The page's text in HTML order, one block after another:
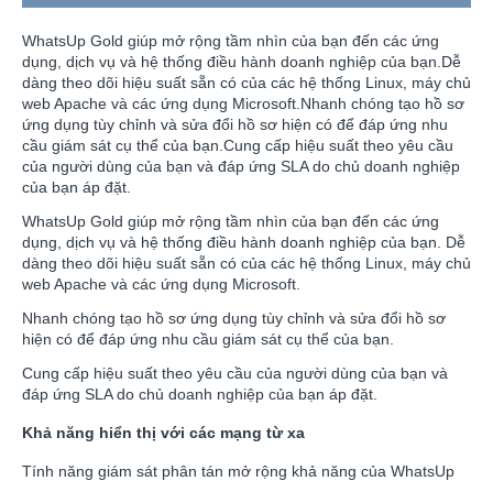
WhatsUp Gold giúp mở rộng tầm nhìn của bạn đến các ứng
dụng, dịch vụ và hệ thống điều hành doanh nghiệp của bạn.Dễ
dàng theo dõi hiệu suất sẵn có của các hệ thống Linux, máy chủ
web Apache và các ứng dụng Microsoft.Nhanh chóng tạo hồ sơ
ứng dụng tùy chỉnh và sửa đổi hồ sơ hiện có để đáp ứng nhu
cầu giám sát cụ thể của bạn.Cung cấp hiệu suất theo yêu cầu
của người dùng của bạn và đáp ứng SLA do chủ doanh nghiệp
của bạn áp đặt.
WhatsUp Gold giúp mở rộng tầm nhìn của bạn đến các ứng
dụng, dịch vụ và hệ thống điều hành doanh nghiệp của bạn. Dễ
dàng theo dõi hiệu suất sẵn có của các hệ thống Linux, máy chủ
web Apache và các ứng dụng Microsoft.
Nhanh chóng tạo hồ sơ ứng dụng tùy chỉnh và sửa đổi hồ sơ
hiện có để đáp ứng nhu cầu giám sát cụ thể của bạn.
Cung cấp hiệu suất theo yêu cầu của người dùng của bạn và
đáp ứng SLA do chủ doanh nghiệp của bạn áp đặt.
Khả năng hiển thị với các mạng từ xa
Tính năng giám sát phân tán mở rộng khả năng của WhatsUp